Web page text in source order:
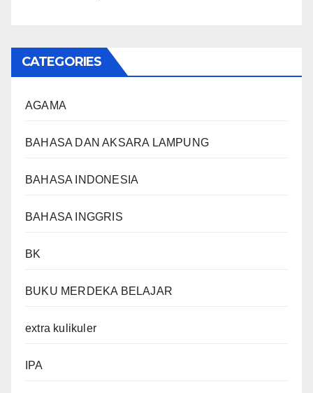
CATEGORIES
AGAMA
BAHASA DAN AKSARA LAMPUNG
BAHASA INDONESIA
BAHASA INGGRIS
BK
BUKU MERDEKA BELAJAR
extra kulikuler
IPA